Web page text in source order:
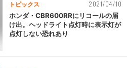
トピックス 2021/04/10
ホンダ・CBR600RRにリコールの届
け出。ヘッドライト点灯時に表示灯が
点灯しない恐れあり